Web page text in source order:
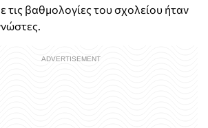
τις βαθμολογίες του σχολείου ήταν